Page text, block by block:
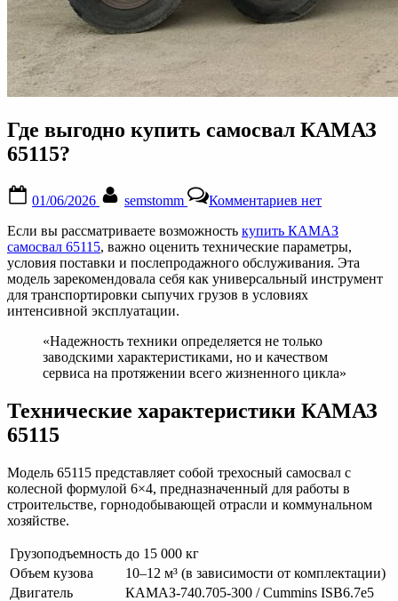
Где выгодно купить самосвал КАМАЗ
65115?
on
01/06/2026 semstomm Комментариевзаписи
Где
выгодно
купить
самосвал
КАМАЗ
65115?
нет
Если вы рассматриваете возможность купить КАМАЗ
самосвал 65115, важно оценить технические параметры,
условия поставки и послепродажного обслуживания. Эта
модель зарекомендовала себя как универсальный инструмент
для транспортировки сыпучих грузов в условиях
интенсивной эксплуатации.
«Надежность техники определяется не только
заводскими характеристиками, но и качеством
сервиса на протяжении всего жизненного цикла»
Технические характеристики КАМАЗ
65115
Модель 65115 представляет собой трехосный самосвал с
колесной формулой 6×4, предназначенный для работы в
строительстве, горнодобывающей отрасли и коммунальном
хозяйстве.
Грузоподъемность до 15 000 кг
Объем кузова
10–12 м³ (в зависимости от комплектации)
Двигатель
КАМАЗ-740.705-300 / Cummins ISB6.7e5